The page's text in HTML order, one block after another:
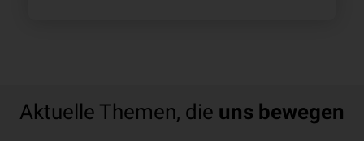
Aktuelle Themen, die uns bewegen